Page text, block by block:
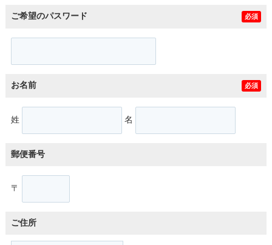
ご希望のパスワード 必須
お名前 必須
姓 名
郵便番号
〒
ご住所